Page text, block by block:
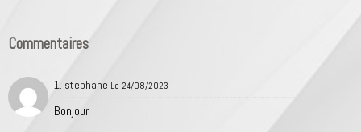
Commentaires
1. stephane Le 24/08/2023
Bonjour